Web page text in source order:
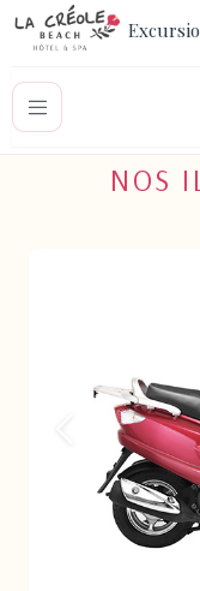
NOS
Pr�c�dent